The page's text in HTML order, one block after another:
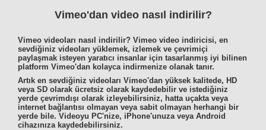
Vimeo'dan video nasıl indirilir?
Vimeo videoları nasıl indirilir? Vimeo video indiricisi, en
sevdiğiniz videoları yüklemek, izlemek ve çevrimiçi
paylaşmak isteyen yaratıcı insanlar için tasarlanmış iyi bilinen
platform Vimeo'dan kolayca indirmenize olanak tanır.
Artık en sevdiğiniz videoları Vimeo'dan yüksek kalitede, HD
veya SD olarak ücretsiz olarak kaydedebilir ve istediğiniz
yerde çevrimdışı olarak izleyebilirsiniz, hatta uçakta veya
internet bağlantısı olmayan veya sabit olmayan herhangi bir
yerde bile. Videoyu PC'nize, iPhone'unuza veya Android
cihazınıza kaydedebilirsiniz.